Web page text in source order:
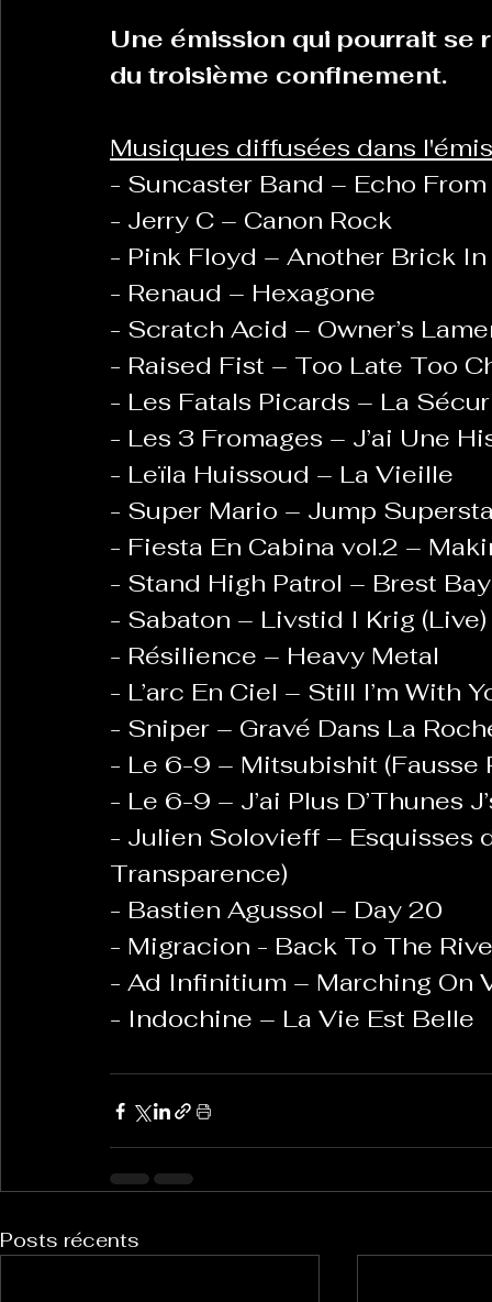
Une émission qui pourrait se
du troisième confinement.
Musiques diffusées dans
- Suncaster Band – Echo
- Jerry C – Canon Rock
- Pink Floyd – Another Brick
- Renaud – Hexagone
- Scratch Acid – Owner’s
- Raised Fist – Too Late Too
- Les Fatals Picards – La
- Les 3 Fromages – J’ai Une
- Leïla Huissoud – La Vieille
- Super Mario – Jump
- Fiesta En Cabina vol.2 –
- Stand High Patrol – Brest Bay
- Sabaton – Livstid I Krig (Live)
- Résilience – Heavy Metal
- L’arc En Ciel – Still I’m With
- Sniper – Gravé Dans La
- Le 6-9 – Mitsubishit (Fausse
- Le 6-9 – J’ai Plus D’Thunes
- Julien Solovieff – Esquisses
Transparence)
- Bastien Agussol – Day 20
- Migracion - Back To The
- Ad Infinitium – Marching On
- Indochine – La Vie Est Belle
Posts récents